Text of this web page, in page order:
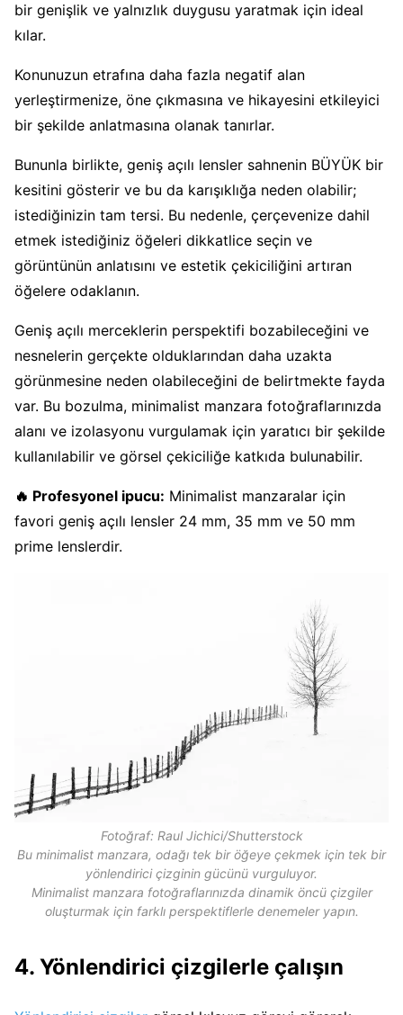
bir genişlik ve yalnızlık duygusu yaratmak için ideal
kılar.
Konunuzun etrafına daha fazla negatif alan
yerleştirmenize, öne çıkmasına ve hikayesini etkileyici
bir şekilde anlatmasına olanak tanırlar.
Bununla birlikte, geniş açılı lensler sahnenin BÜYÜK bir
kesitini gösterir ve bu da karışıklığa neden olabilir;
istediğinizin tam tersi. Bu nedenle, çerçevenize dahil
etmek istediğiniz öğeleri dikkatlice seçin ve
görüntünün anlatısını ve estetik çekiciliğini artıran
öğelere odaklanın.
Geniş açılı merceklerin perspektifi bozabileceğini ve
nesnelerin gerçekte olduklarından daha uzakta
görünmesine neden olabileceğini de belirtmekte fayda
var. Bu bozulma, minimalist manzara fotoğraflarınızda
alanı ve izolasyonu vurgulamak için yaratıcı bir şekilde
kullanılabilir ve görsel çekiciliğe katkıda bulunabilir.
🔥 Profesyonel ipucu: Minimalist manzaralar için
favori geniş açılı lensler 24 mm, 35 mm ve 50 mm
prime lenslerdir.
Fotoğraf: Raul Jichici/Shutterstock
Bu minimalist manzara, odağı tek bir öğeye çekmek için tek bir
yönlendirici çizginin gücünü vurguluyor.
Minimalist manzara fotoğraflarınızda dinamik öncü çizgiler
oluşturmak için farklı perspektiflerle denemeler yapın.
4. Yönlendirici çizgilerle çalışın